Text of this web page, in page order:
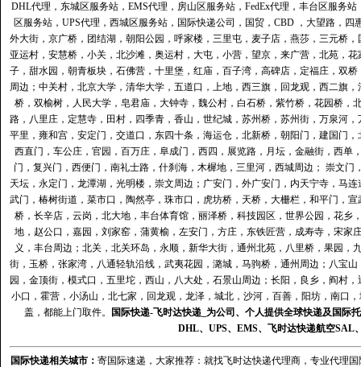
DHL代理 ， 东城区服务站 ， EMS代理 ， 房山区服务站 ， FedEx代理 ， 丰台区服务站
区服务站， UPS代理 ， 西城区服务站， 国际快递公司 ，国贸，CBD ，大望路，
外大街，京广桥，团结湖，朝阳公园，呼家楼，三里屯，麦子店，燕莎，三元桥
亚运村，安慧桥，小关，北沙滩，奥运村，大屯，小营，望京，来广营，北苑，
子，甜水园，朝青板块，石佛营，十里堡，红庙，百子湾，高碑店，定福庄，双
周边；中关村，北京大学，清华大学，五道口，上地，西三旗，回龙观，西二旗
桥，双榆树，人民大学，皂君庙，大钟寺，魏公村，白石桥，紫竹桥，花园桥
路，八里庄，定慧寺，田村，四季青，香山，世纪城，苏州桥，苏州街，万泉河
平里，雍和宫，安定门，交道口，东四十条，海运仓，北新桥，朝阳门，建国门
西直门，车公庄，官园，百万庄，阜成门，西四，展览路，月坛，金融街，西
门，复兴门，西便门，南礼士路，什刹海，木樨地，三里河，西城周边； 崇文
天坛，永定门，龙潭湖，光明楼，崇文周边；广安门，外广安门，内天宁寺，马
武门，椿树街道，菜市口，陶然亭，珠市口，虎坊桥，天桥，大栅栏，和平门，
桥，长辛店，云岗，北大地，丰台体育馆，丽泽桥，科技园区，世界公园，花
地，赵公口，嘉园，刘家窑，蒲黄榆，左安门，方庄，东铁匠营，成寿寺，宋
义，丰台周边；北关，北关环岛，永顺，新华大街，通州北苑，八里桥，果园
街，玉桥，张家湾，八通轻轨沿线，武夷花园，潞城，马驹桥，通州周边；八宝
园，金顶街，模式口，五里坨，西山，八大处，石景山周边；长阳，良乡，阎村
小口，霍营，小汤山，北七家，回龙观，龙泽，城北，沙河，百善，阳坊，南口
盖，都能上门取件。
国际快递-飞时达快递_为公司、个人提供全球快递及国际
DHL、 UPS、 EMS、 飞时达快递航空SAL
国际快递相关城市： 寄国际速递，大家推荐：就找飞时达快递代理商，专业代理